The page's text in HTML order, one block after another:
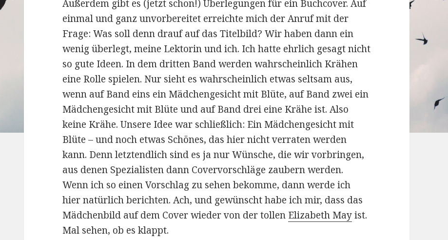
Außerdem gibt es (jetzt schon!) Überlegungen für ein Buchcover. Auf
einmal und ganz unvorbereitet erreichte mich der Anruf mit der
Frage: Was soll denn drauf auf das Titelbild? Wir haben dann ein
wenig überlegt, meine Lektorin und ich. Ich hatte ehrlich gesagt nicht
so gute Ideen. In dem dritten Band werden wahrscheinlich Krähen
eine Rolle spielen. Nur sieht es wahrscheinlich etwas seltsam aus,
wenn auf Band eins ein Mädchengesicht mit Blüte, auf Band zwei ein
Mädchengesicht mit Blüte und auf Band drei eine Krähe ist. Also
keine Krähe. Unsere Idee war schließlich: Ein Mädchengesicht mit
Blüte – und noch etwas Schönes, das hier nicht verraten werden
kann. Denn letztendlich sind es ja nur Wünsche, die wir vorbringen,
aus denen Spezialisten dann Covervorschläge zaubern werden.
Wenn ich so einen Vorschlag zu sehen bekomme, dann werde ich
hier natürlich berichten. Ach, und gewünscht habe ich mir, dass das
Mädchenbild auf dem Cover wieder von der tollen Elizabeth Mayist.
Mal sehen, ob es klappt.